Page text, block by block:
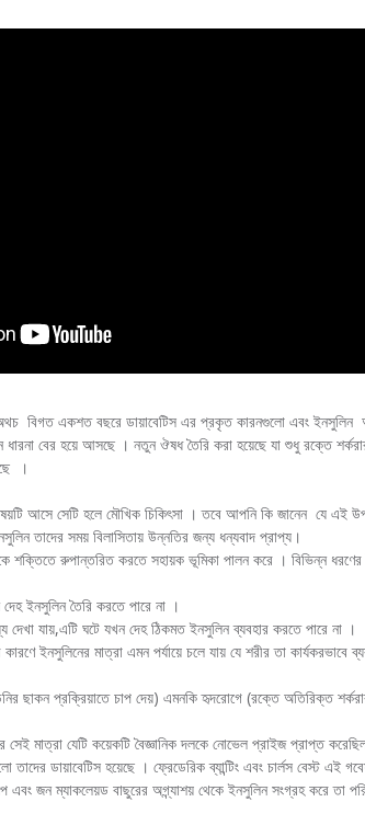
বিগত একশত বছরে ডায়াবেটিস এর প্রকৃত কারনগুলো এবং ইনসুলিন
বের হয়ে আসছে । নতুন ঔষধ তৈরি করা হয়েছে যা শুধু রক্তে
।
আসে সেটি হলে মৌখিক চিকিৎসা । তবে আপনি কি জানেন যে এই
তাদের সময় বিলাসিতায় উন্নতির জন্য ধন্যবাদ প্রাপ্য।
শক্তিতে রুপান্তরিত করতে সহায়ক ভূমিকা পালন করে । বিভিন্ন ধরণের
ইনসুলিন তৈরি করতে পারে না ।
যায়,এটি ঘটে যখন দেহ ঠিকমত ইনসুলিন ব্যবহার করতে পারে না ।
ইনসুলিনের মাত্রা এমন পর্যায়ে চলে যায় যে শরীর তা কার্যকরভাবে
ছাকন প্রক্রিয়াতে চাপ দেয়) এমনকি হৃদরোগে (রক্তে অতিরিক্ত
সেই মাত্রা যেটি কয়েকটি বৈজ্ঞানিক দলকে নোভেল প্রাইজ প্রাপ্ত
ডায়াবেটিস হয়েছে । ফ্রেডেরিক ব্যান্টিং এবং চার্লস বেস্ট এই
এবং জন ম্যাকলেয়ড বাছুরের অগ্ন্যাশয় থেকে ইনসুলিন সংগ্রহ করে তা